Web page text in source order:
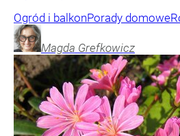
Ogród i balkonPorady domowe
Magda Grefkowicz